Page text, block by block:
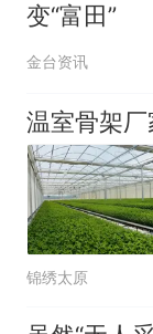
变“富田”
金台资讯
温室骨架
锦绣太原